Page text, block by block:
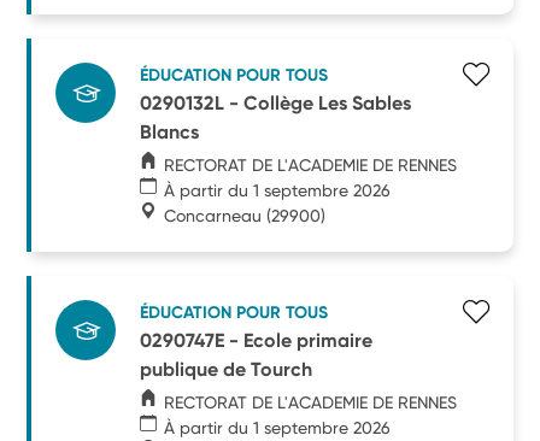
ÉDUCATION POUR TOUS
0290132L - Collège Les Sables
Blancs
RECTORAT DE L'ACADEMIE DE RENNES
À partir du 1 septembre 2026
Concarneau (29900)
ÉDUCATION POUR TOUS
0290747E - Ecole primaire
publique de Tourch
RECTORAT DE L'ACADEMIE DE RENNES
À partir du 1 septembre 2026